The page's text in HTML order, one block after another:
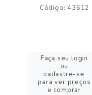
Código: 43612
Faça seu login
ou
cadastre-se
para ver preços
e comprar